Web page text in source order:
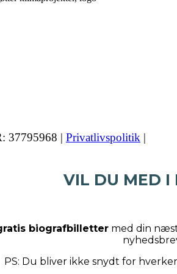
37795968 | Privatlivspolitik |
VIL DU MED I
biografbillettermed din
PS: Du bliver ikke snydt for